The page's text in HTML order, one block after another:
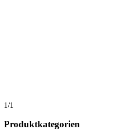
1/1
Produktkategorien